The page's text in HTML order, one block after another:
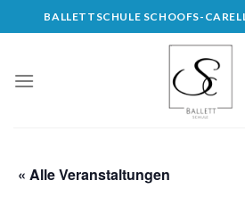
to
BALLETTSCHULE SCHOOFS-
« Alle Veranstaltungen